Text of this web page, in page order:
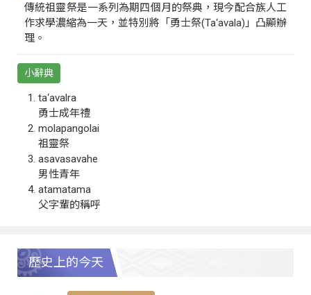
傳統祖靈祭是一系列為期四個月的祭典，現今配合族人工
作求學濃縮為一天，並特別將「勇士祭(Ta‘avala)」凸顯辦
理。
小辭典
ta‘avalra
勇士成年禮
molapangolai
祖靈祭
asavasavahe
男性青年
atamatama
父字輩的稱呼
歷史上的今天